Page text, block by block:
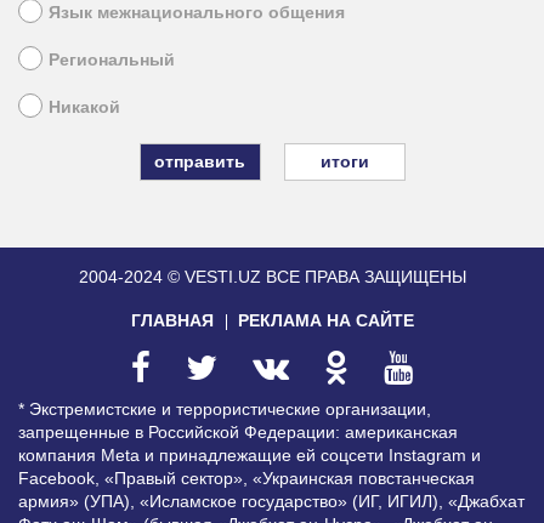
Язык межнационального общения
Региональный
Никакой
итоги
2004-2024 © VESTI.UZ ВСЕ ПРАВА ЗАЩИЩЕНЫ
ГЛАВНАЯ РЕКЛАМА НА САЙТЕ
* Экстремистские и террористические организации,
запрещенные в Российской Федерации: американская
компания Meta и принадлежащие ей соцсети Instagram и
Facebook, «Правый сектор», «Украинская повстанческая
армия» (УПА), «Исламское государство» (ИГ, ИГИЛ), «Джабхат